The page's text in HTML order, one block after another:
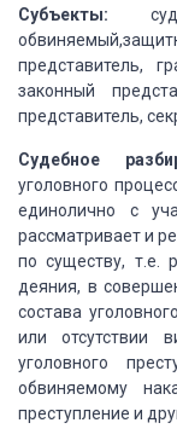
Субъекты:
представитель,
законный
представитель,
Судебное
уголовного
единолично с
рассматриваети
по существу, т.е.
деяния, в
состава
или отсутствии
уголовного
обвиняемому
преступление и